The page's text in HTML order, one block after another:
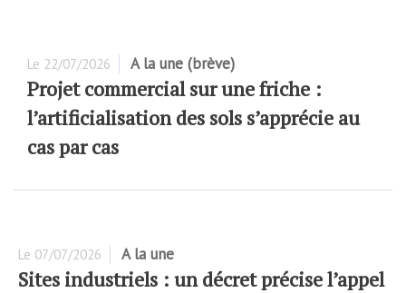
Le 22/07/2026 A la une (brève)
Projet commercial sur une friche :
l’artificialisation des sols s’apprécie au
cas par cas
Le 07/07/2026 A la une
Sites industriels : un décret précise l’appel